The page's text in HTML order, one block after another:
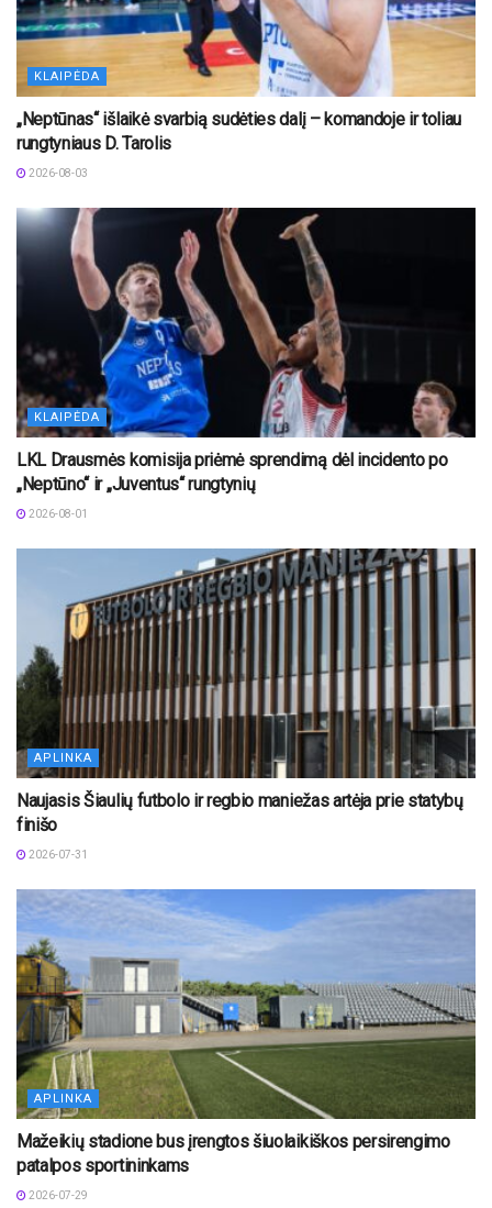
KLAIPĖDA
„Neptūnas“ išlaikė svarbią sudėties dalį – komandoje ir toliau
rungtyniaus D. Tarolis
2026-08-03
KLAIPĖDA
LKL Drausmės komisija priėmė sprendimą dėl incidento po
„Neptūno“ ir „Juventus“ rungtynių
2026-08-01
APLINKA
Naujasis Šiaulių futbolo ir regbio maniežas artėja prie statybų
finišo
2026-07-31
APLINKA
Mažeikių stadione bus įrengtos šiuolaikiškos persirengimo
patalpos sportininkams
2026-07-29